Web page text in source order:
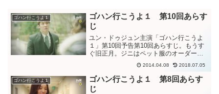
ゴハン行こうよ１
ゴハン行こうよ１ 第10回あらす
じ
ユン・ドゥジュン主演「ゴハン行こうよ
１」第10回予告第10回あらすじ。もうす
ぐ旧正月。ジニはペット服のオーダーが
入って忙しい。スギョンはバラをペット
ホテルに預けようとするが、金額を聞い
て驚く。田舎に帰っても母親と喧嘩する
だけだし、無職でお金...
2014.04.08 2018.07.05
ゴハン行こうよ１
ゴハン行こうよ１ 第8回あらす
じ